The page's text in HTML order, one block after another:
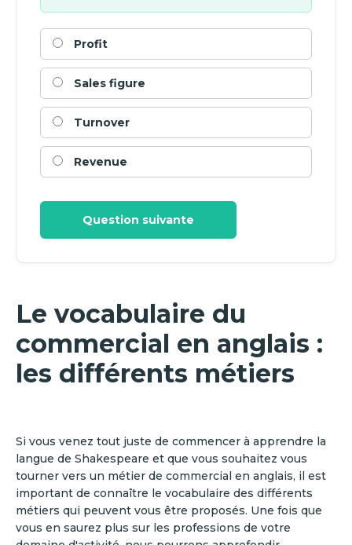
Profit
Sales figure
Turnover
Revenue
Question suivante
Le vocabulaire du
commercial en anglais :
les différents métiers
Si vous venez tout juste de commencer à apprendre la
langue de Shakespeare et que vous souhaitez vous
tourner vers un métier de commercial en anglais, il est
important de connaître le vocabulaire des différents
métiers qui peuvent vous être proposés. Une fois que
vous en saurez plus sur les professions de votre